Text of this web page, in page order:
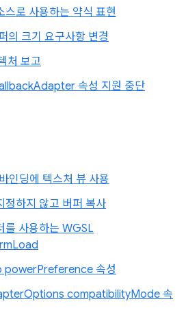
스로 사용하는 약식 표현
의 크기 요구사항 변경
처 보고
속성 지원 중단
인딩에 텍스처 뷰 사용
정하지 않고 버퍼 복사
를 사용하는 WGSL
속성
compatibilityMode 속